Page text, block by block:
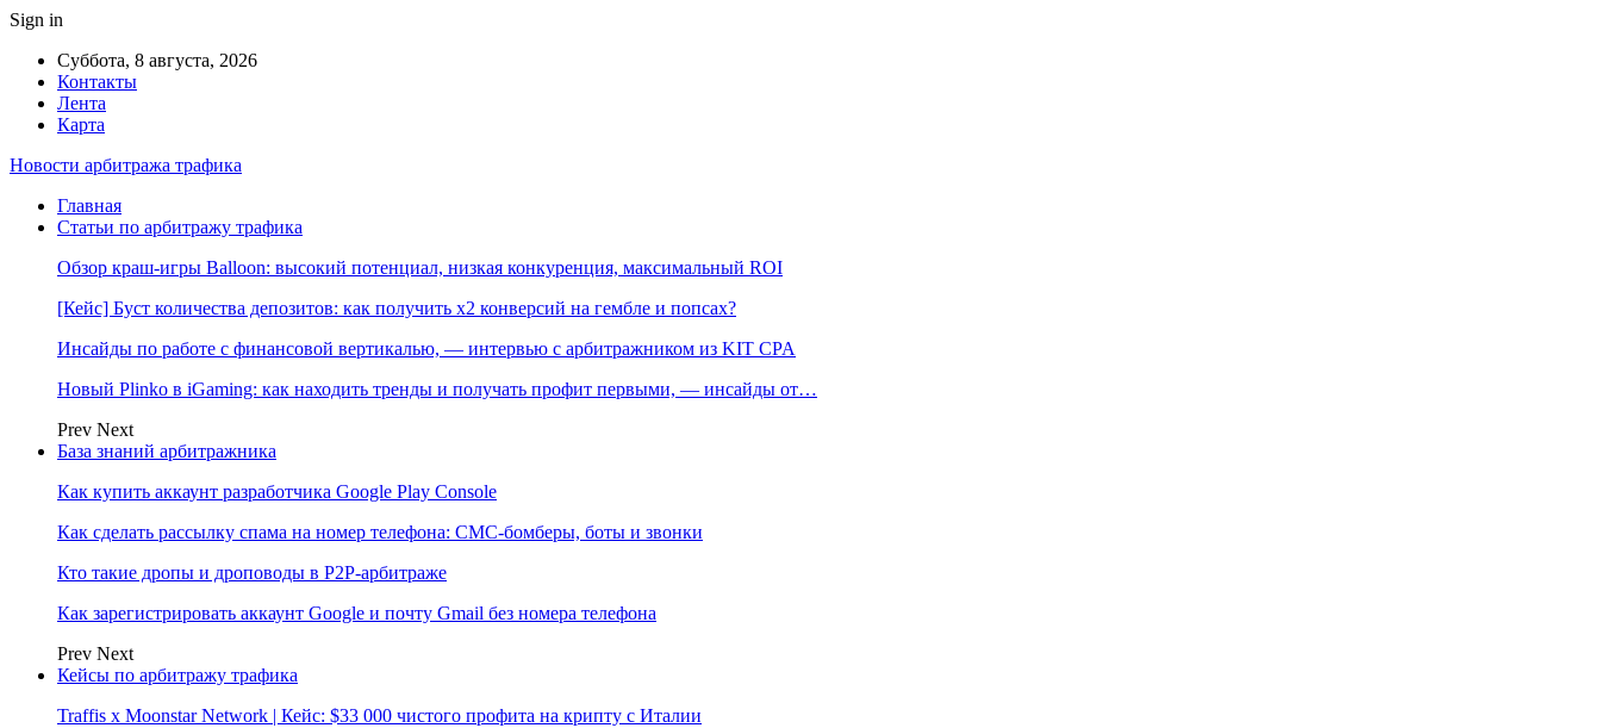
Sign in
Суббота, 8 августа, 2026
Контакты
Лента
Карта
Новости арбитража трафика
Главная
Статьи по арбитражу трафика
Обзор краш-игры Balloon: высокий потенциал, низкая конкуренция, максимальный ROI
[Кейс] Буст количества депозитов: как получить х2 конверсий на гембле и попсах?
Инсайды по работе с финансовой вертикалью, — интервью с арбитражником из KIT CPA
Новый Plinko в iGaming: как находить тренды и получать профит первыми, — инсайды от…
Prev Next
База знаний арбитражника
Как купить аккаунт разработчика Google Play Console
Как сделать рассылку спама на номер телефона: СМС-бомберы, боты и звонки
Кто такие дропы и дроповоды в P2P-арбитраже
Как зарегистрировать аккаунт Google и почту Gmail без номера телефона
Prev Next
Кейсы по арбитражу трафика
Traffis x Moonstar Network | Кейс: $33 000 чистого профита на крипту с Италии